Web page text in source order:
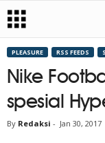
PLEASURE RSS FEEDS
Nike
spesial
By Redaksi - Jan 30, 2017